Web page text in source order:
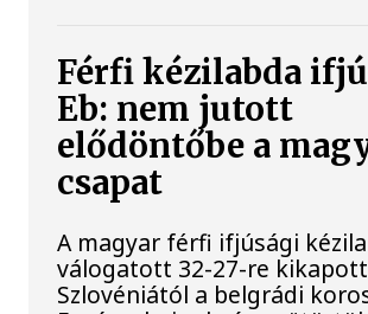
Férfi kézilabda
Eb: nem jutott
elődöntőbe a
csapat
A magyar férfi ifjúsági
válogatott 32-27-re kikapott
Szlovéniától a belgrádi